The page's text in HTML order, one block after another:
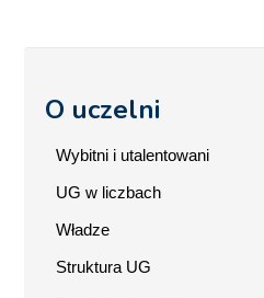
O uczelni
Wybitni i utalentowani
UG w liczbach
Władze
Struktura UG